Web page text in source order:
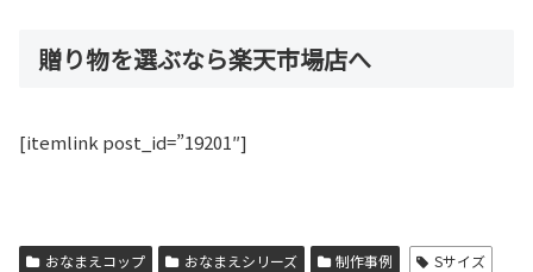
贈り物を選ぶなら楽天市場店へ
[itemlink post_id=”19201″]
おなまえコップ おなまえシリーズ 制作事例
Sサイズ